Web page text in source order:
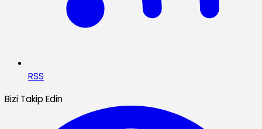
RSS
Bizi Takip Edin